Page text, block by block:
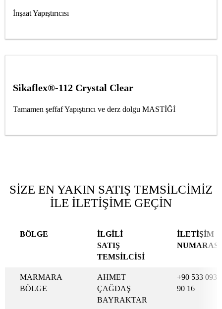
İnşaat Yapıştırıcısı
Sikaflex®-112 Crystal Clear
Tamamen şeffaf Yapıştırıcı ve derz dolgu MASTİĞİ
SİZE EN YAKIN SATIŞ TEMSİLCİMİZ
İLE İLETİŞİME GEÇİN
BÖLGE
İLGİLİ
SATIŞ
TEMSİLCİSİ
İLETİŞİM
NUMARASI
MARMARA
BÖLGE
AHMET
ÇAĞDAŞ
BAYRAKTAR
+90 533 093
90 16